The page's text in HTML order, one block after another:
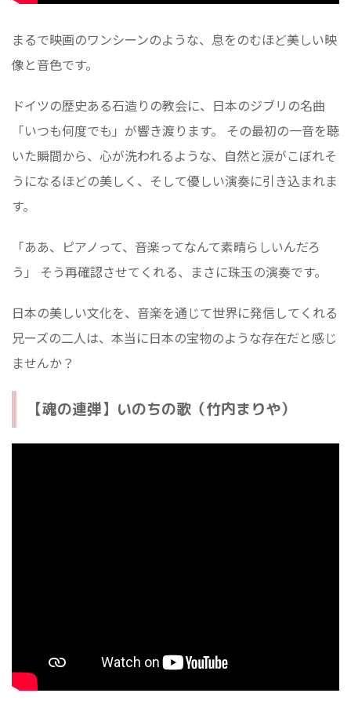
まるで映画のワンシーンのような、息をのむほど美しい映
像と音色です。
ドイツの歴史ある石造りの教会に、日本のジブリの名曲
「いつも何度でも」が響き渡ります。 その最初の一音を聴
いた瞬間から、心が洗われるような、自然と涙がこぼれそ
うになるほどの美しく、そして優しい演奏に引き込まれま
す。
「ああ、ピアノって、音楽ってなんて素晴らしいんだろ
う」 そう再確認させてくれる、まさに珠玉の演奏です。
日本の美しい文化を、音楽を通じて世界に発信してくれる
兄ーズの二人は、本当に日本の宝物のような存在だと感じ
ませんか？
【魂の連弾】いのちの歌（竹内まりや）